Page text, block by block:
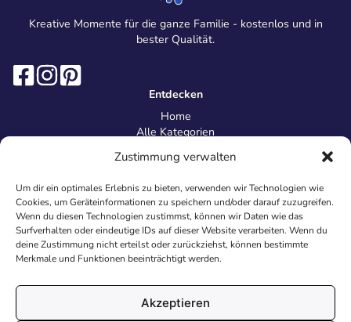
Zustimmung verwalten
Um dir ein optimales Erlebnis zu bieten, verwenden wir Technologien wie
Cookies, um Geräteinformationen zu speichern und/oder darauf zuzugreifen.
Wenn du diesen Technologien zustimmst, können wir Daten wie das
Surfverhalten oder eindeutige IDs auf dieser Website verarbeiten. Wenn du
deine Zustimmung nicht erteilst oder zurückziehst, können bestimmte
Merkmale und Funktionen beeinträchtigt werden.
Akzeptieren
Kreative Momente für die ganze Familie - kostenlos und in
bester Qualität.
Entdecken
Home
Alle Kategorien
Information
Über uns
Kontakt
Inhaltsrichtlinien
Recht & Datenschutz
Impressum
AGB
Cookies